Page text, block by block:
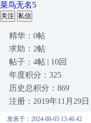
菜鸟无名5
关注 私信
精华：0帖
求助：2帖
帖子：4帖 | 10回
年度积分：325
历史总积分：869
注册：2019年11月29日
发表于：2024-08-05 13:46:42